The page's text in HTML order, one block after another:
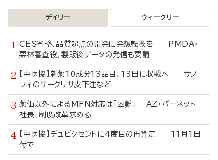
デイリー ウィークリー
CES省略、品質起点の開発に発想転換を PMDA・
栗林審査役、製販後データの発信も要請
【中医協】新薬10成分13品目、13日に収載へ サノ
フィのサークリサ皮下注など
薬価以外によるMFN対応は「困難」 AZ・バーネット
社長、制度改革求める
【中医協】デュピクセントに4度目の再算定 11月1日
付で